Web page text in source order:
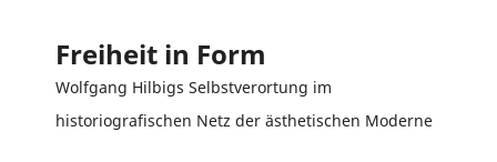
Freiheit in Form
Wolfgang Hilbigs Selbstverortung im
historiografischen Netz der ästhetischen Moderne